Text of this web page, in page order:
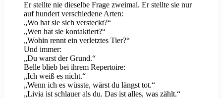
Er stellte nie dieselbe Frage zweimal. Er stellte sie nur
auf hundert verschiedene Arten:
„Wo hat sie sich versteckt?“
„Wen hat sie kontaktiert?“
„Wohin rennt ein verletztes Tier?“
Und immer:
„Du warst der Grund.“
Belle blieb bei ihrem Repertoire:
„Ich weiß es nicht.“
„Wenn ich es wüsste, wärst du längst tot.“
„Livia ist schlauer als du. Das ist alles, was zählt.“